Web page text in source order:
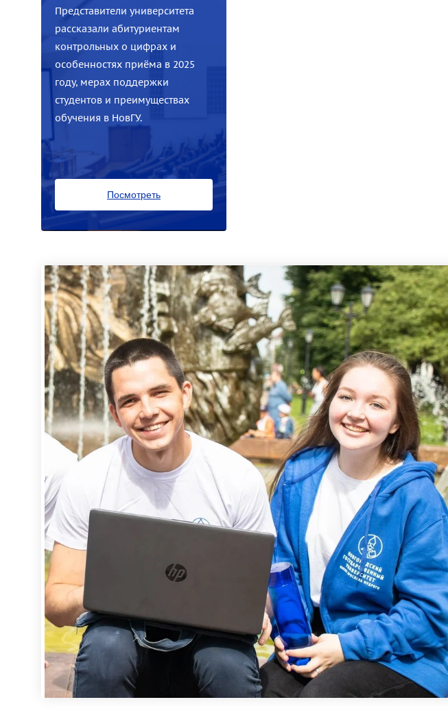
Представители университета
рассказали абитуриентам
контрольных о цифрах и
особенностях приёма в 2025
году, мерах поддержки
студентов и преимуществах
обучения в НовГУ.
Посмотреть